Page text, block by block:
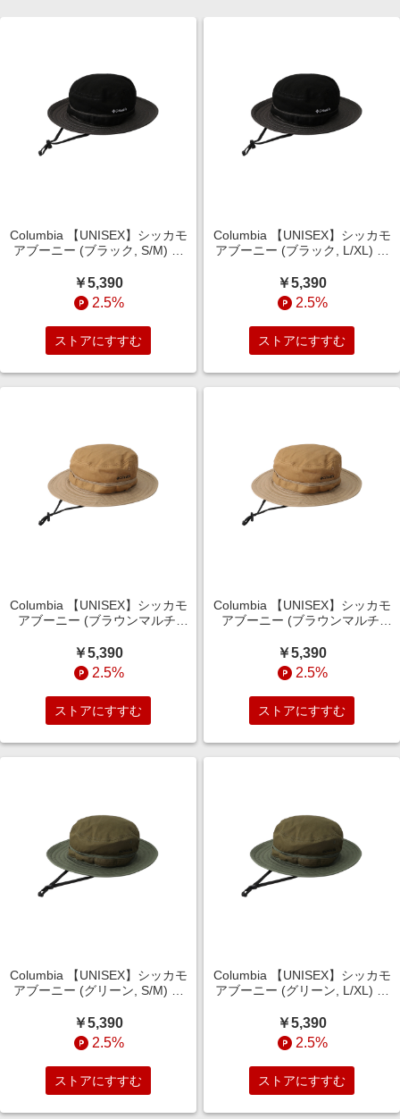
Columbia 【UNISEX】シッカモ
アブーニー (ブラック, S/M) コ
￥5,390
2.5%
ストアにすすむ
Columbia 【UNISEX】シッカモ
アブーニー (ブラック, L/XL) コ
￥5,390
2.5%
ストアにすすむ
Columbia 【UNISEX】シッカモ
アブーニー (ブラウンマルチ,
￥5,390
2.5%
ストアにすすむ
Columbia 【UNISEX】シッカモ
アブーニー (ブラウンマルチ,
￥5,390
2.5%
ストアにすすむ
Columbia 【UNISEX】シッカモ
アブーニー (グリーン, S/M) コ
￥5,390
2.5%
ストアにすすむ
Columbia 【UNISEX】シッカモ
アブーニー (グリーン, L/XL) コ
￥5,390
2.5%
ストアにすすむ